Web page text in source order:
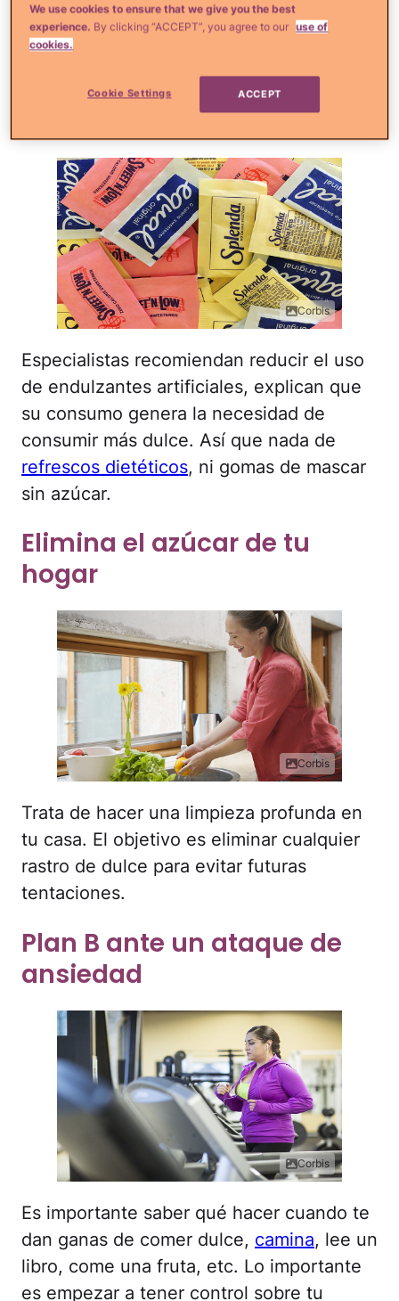
sí, debes controlar las porciones, la hora,
y ser selectivo al elegirlas.
No más endulzantes
Corbis
Especialistas recomiendan reducir el uso
de endulzantes artificiales, explican que
su consumo genera la necesidad de
consumir más dulce. Así que nada de
refrescos dietéticos, ni gomas de mascar
sin azúcar.
Elimina el azúcar de tu
hogar
Corbis
Trata de hacer una limpieza profunda en
tu casa. El objetivo es eliminar cualquier
rastro de dulce para evitar futuras
tentaciones.
Plan B ante un ataque de
ansiedad
Corbis
Es importante saber qué hacer cuando te
dan ganas de comer dulce, camina, lee un
libro, come una fruta, etc. Lo importante
es empezar a tener control sobre tu
We use cookies to ensure that we give you the best
experience. By clicking “ACCEPT”, you agree to our use of
cookies.
Cookie Settings ACCEPT